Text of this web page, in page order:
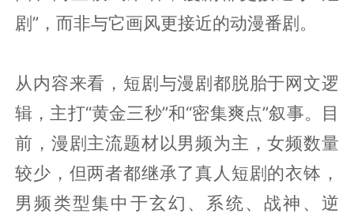
剧”，而非与它画风更接近的动漫番剧。
从内容来看，短剧与漫剧都脱胎于网文逻
辑，主打“黄金三秒”和“密集爽点”叙事。目
前，漫剧主流题材以男频为主，女频数量
较少，但两者都继承了真人短剧的衣钵，
男频类型集中于玄幻、系统、战神、逆